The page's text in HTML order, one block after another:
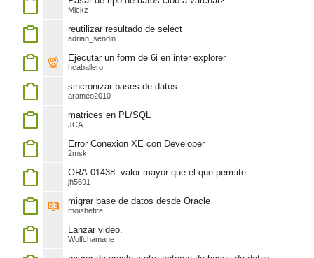
Mickz
reutilizar resultado de select
adrian_sendin
Ejecutar un form de 6i en inter explorer
hcaballero
sincronizar bases de datos
arameo2010
matrices en PL/SQL
JCA
Error Conexion XE con Developer
2msk
ORA-01438: valor mayor que el que permite...
jh5691
migrar base de datos desde Oracle
moishefire
Lanzar video.
Wolfchamane